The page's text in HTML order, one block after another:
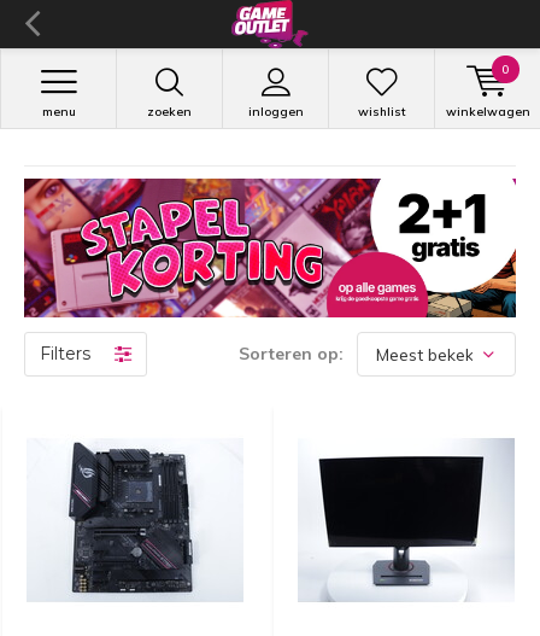
zoeken inloggen
menu wishlist winkelwagen
0
Filters Sorteren op: